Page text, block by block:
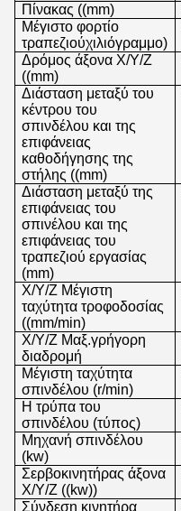
Πίνακας ((mm)
Μέγιστο φορτίο
τραπεζιούχιλιόγραμμο)
Δρόμος άξονα X/Y/Z
((mm)
Διάσταση μεταξύ του
κέντρου του
σπινδέλου και της
επιφάνειας
καθοδήγησης της
στήλης ((mm)
Διάσταση μεταξύ της
επιφάνειας του
σπινέλου και της
επιφάνειας του
τραπεζιού εργασίας
(mm)
Χ/Υ/Ζ Μέγιστη
ταχύτητα τροφοδοσίας
((mm/min)
X/Y/Z Μαξ.γρήγορη
διαδρομή
Μέγιστη ταχύτητα
σπινδέλου (r/min)
Η τρύπα του
σπινδέλου (τύπος)
Μηχανή σπινδέλου
(kw)
Σερβοκινητήρας άξονα
X/Y/Z ((kw))
Σύνδεση κινητήρα